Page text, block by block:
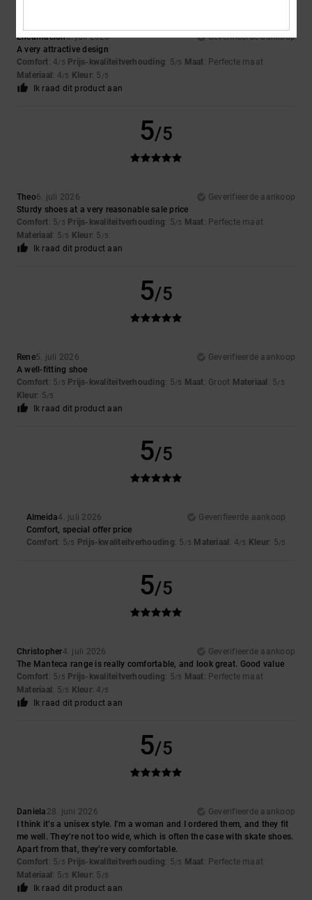
Encarnacion6. juli 2026
Geverifieerde aankoop
A very attractive design
Comfort: 4/5 Prijs-kwaliteitverhouding: 5/5 Maat: Perfecte maat
Materiaal : 4/5 Kleur: 5 /5
Ik raad dit product aan
5/5
Theo6. juli 2026
Geverifieerde aankoop
Sturdy shoes at a very reasonable sale price
Comfort: 5/5 Prijs-kwaliteitverhouding: 5/5 Maat: Perfecte maat
Materiaal : 5/5 Kleur: 5 /5
Ik raad dit product aan
5/5
Rene5. juli 2026
Geverifieerde aankoop
A well-fitting shoe
Comfort: 5/5 Prijs-kwaliteitverhouding: 5/5 Maat: Groot Materiaal : 5/5
Kleur: 5/5
Ik raad dit product aan
5/5
Almeida4. juli 2026
Geverifieerde aankoop
Comfort, special offer price
Comfort: 5/5 Prijs-kwaliteitverhouding: 5 /5 Materiaal : 4/5 Kleur: 5/5
5/5
Christopher4. juli 2026
Geverifieerde aankoop
The Manteca range is really comfortable, and look great. Good value
Comfort: 5/5 Prijs-kwaliteitverhouding: 5/5 Maat: Perfecte maat
Materiaal : 5/5 Kleur: 4 /5
Ik raad dit product aan
5/5
Daniela 28. juni 2026
Geverifieerde aankoop
I think it’s a unisex style. I’m a woman and I ordered them, and they fit
me well. They’re not too wide, which is often the case with skate shoes.
Apart from that, they’re very comfortable.
Comfort: 5/5 Prijs-kwaliteitverhouding: 5/5 Maat: Perfecte maat
Materiaal : 5/5 Kleur: 5 /5
Ik raad dit product aan